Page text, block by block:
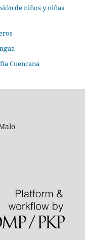
de niños y niñas
Cuencana